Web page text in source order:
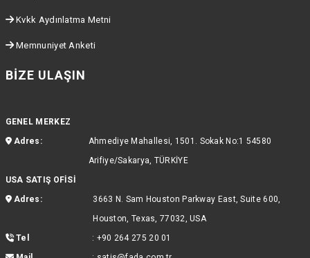
Kvkk Aydınlatma Metni
Memnuniyet Anketi
BIZE ULAŞIN
GENEL MERKEZ
Adres:
Ahmediye Mahallesi, 1501. Sokak No:1 54580
Arifiye/Sakarya, TÜRKİYE
USA SATIŞ OFİSİ
Adres:
3663 N. Sam Houston Parkway East, Suite 600,
Houston, Texas, 77032, USA
Tel
: +90 264 275 20 01